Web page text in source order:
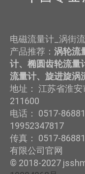
电磁流量计_涡街
产品推荐： 涡轮流
计、椭圆齿轮流量
流量计、旋进旋涡
地址： 江苏省淮
211600
电话： 0517-
19952347817
传真： 0517-
有限公司官网
© 2018-2027